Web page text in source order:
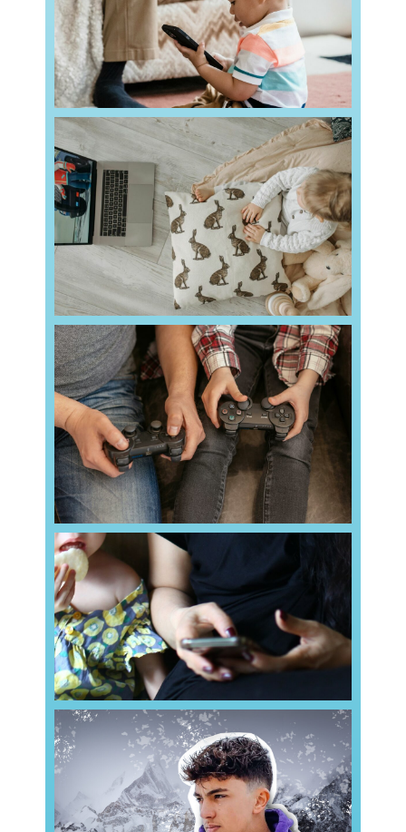
L’impact des écrans sur les tout-petits :
quels risques et quelles
recommandations ?
Les écrans : une influence majeure sur
le développement des jeunes enfants
Des objets qui ne sont pas de simples jouets De
nombreux parents d’enfants de moins de trois
ans perçoivent les écrans comme une source de
Read more
Pourquoi encadrer plutôt qu’interdire
les jeux vidéo chez les enfants ?
Plutôt que d’interdire purement et simplement les
jeux vidéo à votre enfant, il est bien plus
bénéfique de les encadrer. Cela permet non
seulement deRead more
Smartphones et parentalité : rester
connecté sans se déconnecter des
enfants
Nous consultons notre smartphone en moyenne
300 fois par jour. Ce réflexe nous amène parfois
à ignorer involontairement les personnes qui
nous entourent, y compris Read more
Les rumeurs sur Inoxtag et l’ascension
du Mont Everest
Inoxtag et l’ascenscion de l’Everest : des rumeurs
qui atteignent des sommetsRead more